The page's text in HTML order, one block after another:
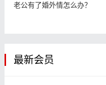
老公有了婚外情怎么办？
最新会员